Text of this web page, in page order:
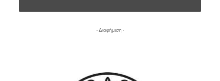
- Διαφήμιση -